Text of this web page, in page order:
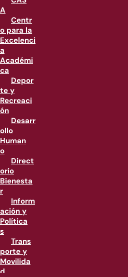
A
Centr
o para la
Excelenci
a
Académi
ca
Depor
te y
Recreaci
ón
Desarr
ollo
Human
o
Direct
orio
Bienesta
r
Inform
ación y
Política
s
Trans
porte y
Movilida
d